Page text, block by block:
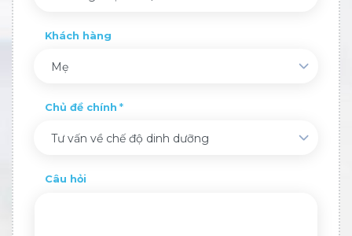
Khách hàng
Mẹ
Chủ đề chính
Tư vấn về chế độ dinh dưỡng
Câu hỏi